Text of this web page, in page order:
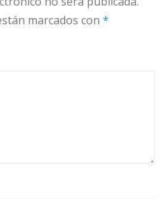
marcados con *